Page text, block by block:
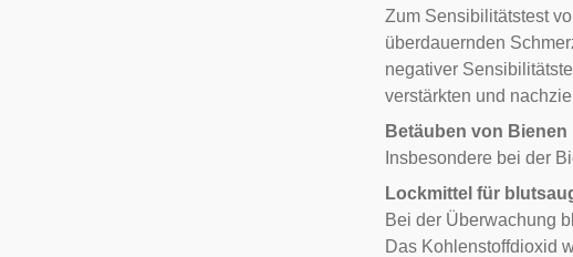
Zum Sensibilitätstest
überdauernden
negativer
verstärkten und
Betäuben von Bienen
Insbesondere bei der
Lockmittel für
Bei der Überwachung
Das Kohlenstoffdioxid